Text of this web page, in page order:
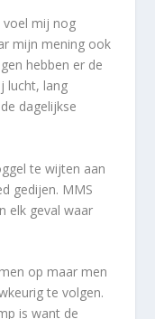
voel mij nog
mijn mening ook
hebben er de
lucht, lang
dagelijkse
te wijten aan
gedijen. MMS
elk geval waar
op maar men
te volgen.
is want de